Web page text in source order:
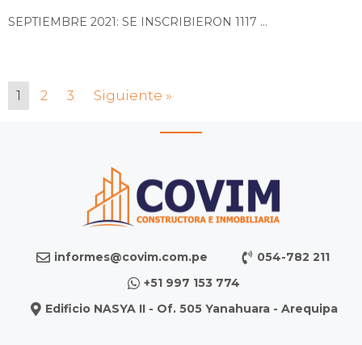
SEPTIEMBRE 2021: SE INSCRIBIERON 1117 ...
1 2 3 Siguiente »
informes@covim.com.pe
054-782 211
+51 997 153 774
Edificio NASYA II - Of. 505 Yanahuara - Arequipa